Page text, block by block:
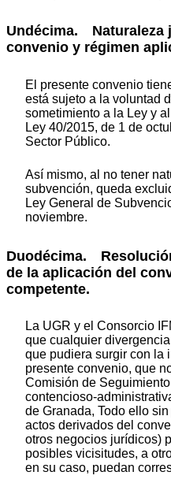
Undécima. Naturaleza
convenio y régimen
El presente convenio
está sujeto a la voluntad
sometimiento a la Ley y
Ley 40/2015, de 1 de
Sector Público.
Así mismo, al no tener
subvención, queda
Ley General de
noviembre.
Duodécima.
de la aplicación del
competente.
La UGR y el Consorcio
que cualquier
que pudiera surgir con la
presente convenio, que
Comisión de
contencioso-
de Granada, Todo ello
actos derivados del
otros negocios jurídicos)
posibles vicisitudes, a
en su caso, puedan